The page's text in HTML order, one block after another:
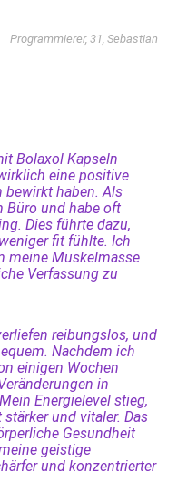
Programmierer, 31, Sebastian
Bolaxol Kapseln
eine positive
bewirkt haben. Als
Büro und habe oft
Dies führte dazu,
fit fühlte. Ich
meine Muskelmasse
Verfassung zu
reibungslos, und
Nachdem ich
einigen Wochen
in
Energielevel stieg,
und vitaler. Das
Gesundheit
geistige
und konzentrierter